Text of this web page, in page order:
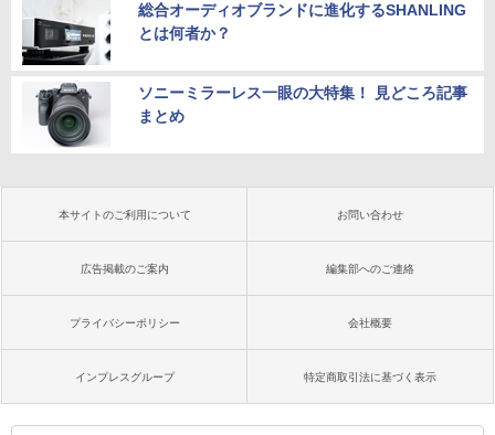
総合オーディオブランドに進化するSHANLING
とは何者か？
ソニーミラーレス一眼の大特集！ 見どころ記事
まとめ
本サイトのご利用について お問い合わせ
広告掲載のご案内 編集部へのご連絡
プライバシーポリシー 会社概要
インプレスグループ 特定商取引法に基づく表示